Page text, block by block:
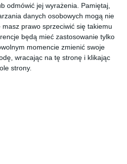
odmówić jej wyrażenia. Pamiętaj,
danych osobowych mogą nie
prawo sprzeciwić się takiemu
będą mieć zastosowanie tylko
momencie zmienić swoje
wracając na tę stronę i klikając
strony.